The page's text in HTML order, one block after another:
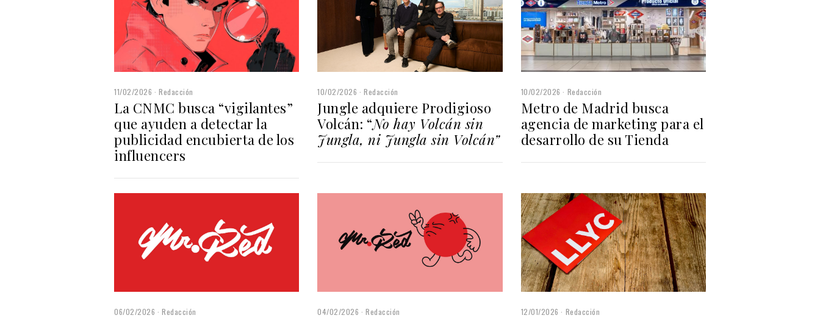
11/02/2026 Redacción
La CNMC busca “vigilantes”
que ayuden a detectar la
publicidad encubierta de los
influencers
10/02/2026 Redacción
Jungle adquiere Prodigioso
Volcán: “No hay Volcán sin
Jungla, ni Jungla sin Volcán”
10/02/2026 Redacción
Metro de Madrid busca
agencia de marketing para el
desarrollo de su Tienda
06/02/2026 Redacción 04/02/2026 Redacción 12/01/2026 Redacción